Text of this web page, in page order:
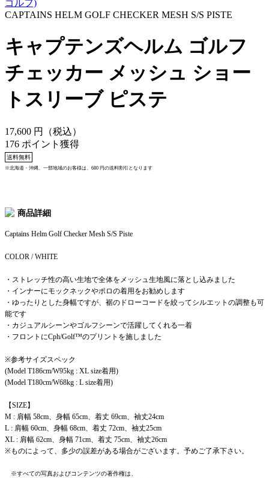
CAPTAINS HELM GOLF CHECKER MESH S/S PISTE
キャプテンズヘルム ゴルフ
チェッカー メッシュ ショー
トスリーブ ピステ
17,600 円（税込）
176 ポイント獲得
送料無料
※北海道・沖縄、一部地域のお客様は、680 円の送料割引となります
商品詳細
Captains Helm Golf Checker Mesh S/S Piste
COLOR / WHITE
・ストレッチ性の高い生地で全体をメッシュ生地風に落とし込みました
・インナーにモックネックやポロの着用をお勧めします
・ゆったりとした身幅ですが、裾のドローコードを絞ってシルエットの調整も可
能です
・カジュアルシーンやゴルフシーンで活躍してくれる一着
・フロントにCph/Golf™️のプリントを施しました
※参考サイズスペック
(Model T186cm/W95kg : XL size着用)
(Model T180cm/W68kg : L size着用)
【SIZE】
M : 肩幅 58cm、身幅 65cm、着丈 69cm、袖丈24cm
L : 肩幅 60cm、身幅 68cm、着丈 72cm、袖丈25cm
XL : 肩幅 62cm、身幅 71cm、着丈 75cm、袖丈26cm
※ものによって、多少の誤差がある場合がございます。予めご了承下さい。
※すべての写真およびコンテンツの著作権は、